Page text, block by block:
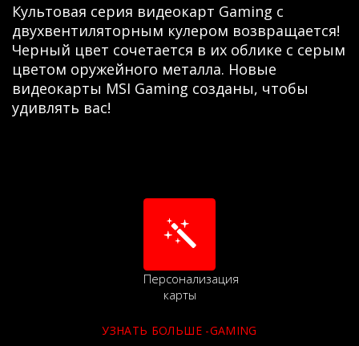
Культовая серия видеокарт Gaming с
двухвентиляторным кулером возвращается!
Черный цвет сочетается в их облике с серым
цветом оружейного металла. Новые
видеокарты MSI Gaming созданы, чтобы
удивлять вас!
Персонализация
карты
УЗНАТЬ БОЛЬШЕ -GAMING